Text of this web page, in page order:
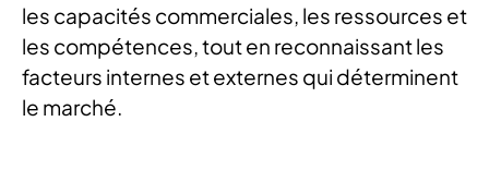
les capacités commerciales, les ressources et
les compétences, tout en reconnaissant les
facteurs internes et externes qui déterminent
le marché.